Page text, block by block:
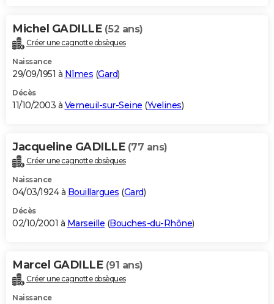
Michel GADILLE (52 ans)
Créer une cagnotte obsèques
Naissance
29/09/1951 à Nîmes (Gard)
Décès
11/10/2003 à Verneuil-sur-Seine (Yvelines)
Jacqueline GADILLE (77 ans)
Créer une cagnotte obsèques
Naissance
04/03/1924 à Bouillargues (Gard)
Décès
02/10/2001 à Marseille (Bouches-du-Rhône)
Marcel GADILLE (91 ans)
Créer une cagnotte obsèques
Naissance